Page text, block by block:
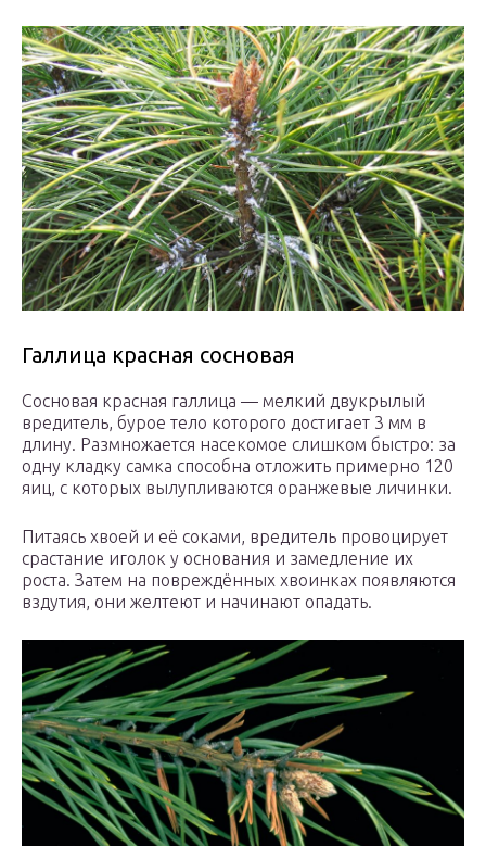
Галлица красная сосновая
Сосновая красная галлица — мелкий двукрылый
вредитель, бурое тело которого достигает 3 мм в
длину. Размножается насекомое слишком быстро: за
одну кладку самка способна отложить примерно 120
яиц, с которых вылупливаются оранжевые личинки.
Питаясь хвоей и её соками, вредитель провоцирует
срастание иголок у основания и замедление их
роста. Затем на повреждённых хвоинках появляются
вздутия, они желтеют и начинают опадать.